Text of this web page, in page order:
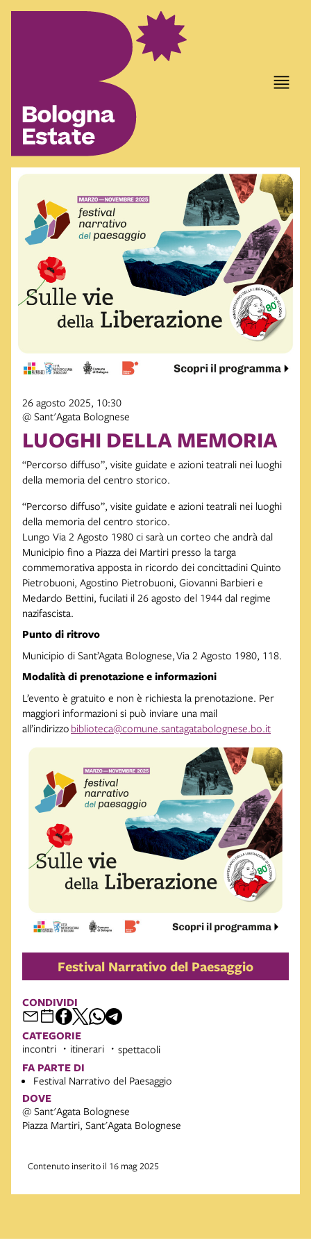
26 agosto 2025, 10:30
@ Sant'Agata Bolognese
LUOGHI DELLA MEMORIA
“Percorso diffuso”, visite guidate e azioni teatrali nei luoghi
della memoria del centro storico.
“Percorso diffuso”, visite guidate e azioni teatrali nei luoghi
della memoria del centro storico.
Lungo Via 2 Agosto 1980 ci sarà un corteo che andrà dal
Municipio fino a Piazza dei Martiri presso la targa
commemorativa apposta in ricordo dei concittadini Quinto
Pietrobuoni, Agostino Pietrobuoni, Giovanni Barbieri e
Medardo Bettini, fucilati il 26 agosto del 1944 dal regime
nazifascista.
Punto di ritrovo
Municipio di Sant’Agata Bolognese, Via 2 Agosto 1980, 118.
Modalità di prenotazione e informazioni
L’evento è gratuito e non è richiesta la prenotazione. Per
maggiori informazioni si può inviare una mail
all’indirizzo biblioteca@comune.santagatabolognese.bo.it
Festival Narrativo del Paesaggio
CONDIVIDI
CATEGORIE
incontri itinerari spettacoli
FA PARTE DI
Festival Narrativo del Paesaggio
DOVE
@ Sant'Agata Bolognese
Piazza Martiri, Sant'Agata Bolognese
Contenuto inserito il 16 mag 2025